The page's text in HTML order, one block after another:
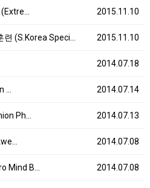
2015.11.10
2015.11.10
(S.Korea Speci…
2014.07.18
2014.07.14
…
2014.07.13
Ph…
2014.07.08
2014.07.08
Mind B…